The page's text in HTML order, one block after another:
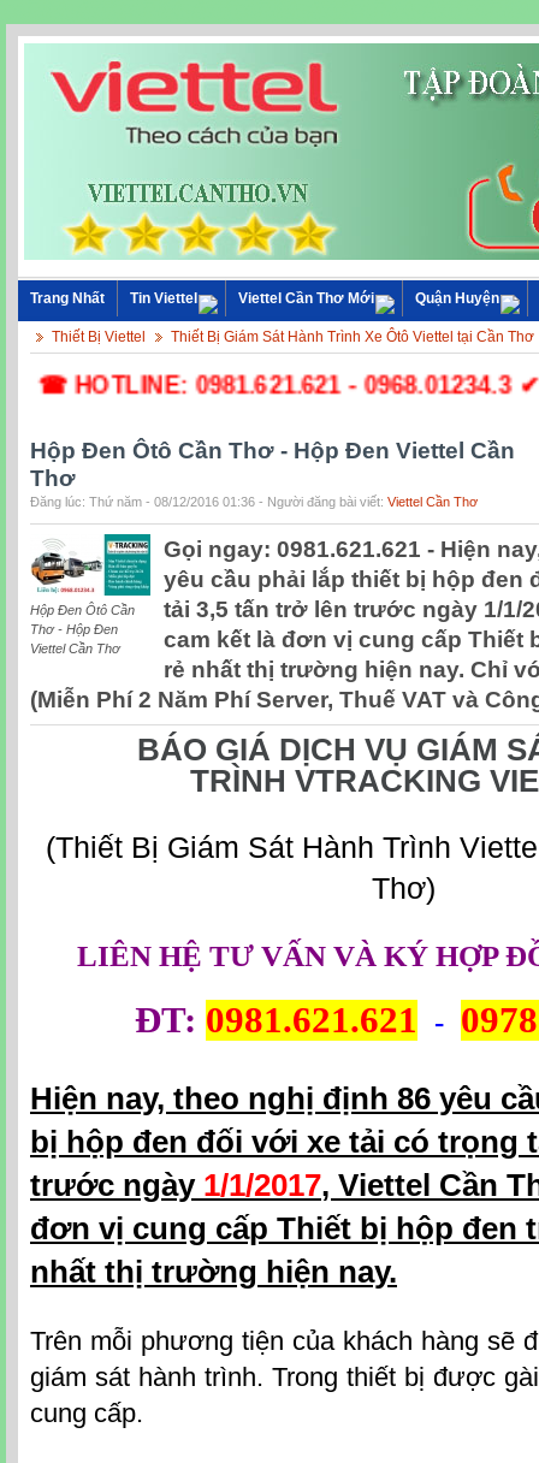
Trang Nhất Tin Viettel Viettel Cần Thơ Mới Quận Huyện
Thiết Bị Viettel Thiết Bị Giám Sát Hành Trình Xe Ôtô Viettel tại Cần Thơ
☎ HOTLINE: 0981.621.621 - 0968.01234.3
Hộp Đen Ôtô Cần Thơ - Hộp Đen Viettel Cần
Thơ
Đăng lúc: Thứ năm - 08/12/2016 01:36 - Người đăng bài viết: Viettel Cần Thơ
Hộp Đen Ôtô Cần
Thơ - Hộp Đen
Viettel Cần Thơ
Gọi ngay: 0981.621.621 - Hiện
yêu cầu phải lắp thiết bị hộp đen
tải 3,5 tấn trở lên trước ngày 1/1/
cam kết là đơn vị cung cấp Thiết
rẻ nhất thị trường hiện nay. Chỉ
(Miễn Phí 2 Năm Phí Server, Thuế VAT và
BÁO GIÁ DỊCH VỤ GIÁM
TRÌNH VTRACKING
(Thiết Bị Giám Sát Hành Trình
Thơ)
LIÊN HỆ TƯ VẤN VÀ KÝ HỢP
ĐT: 0981.621.621 -
Hiện nay, theo nghị định 86 yêu
bị hộp đen đối với xe tải có trọng
trước ngày 1/1/2017, Viettel Cần
đơn vị cung cấp Thiết bị hộp đen
nhất thị trường hiện nay.
Trên mỗi phương tiện của khách hàng sẽ
giám sát hành trình. Trong thiết bị được
cung cấp.